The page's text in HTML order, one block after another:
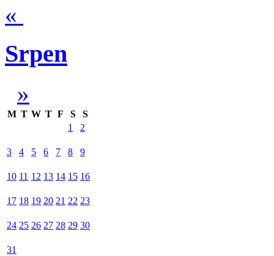
«
Srpen
»
M T W T F S
S
1
2
3 4 5 6 7 8 9
10 11 12 13 14 15 16
17 18 19 20 21 22 23
24 25 26 27 28 29 30
31